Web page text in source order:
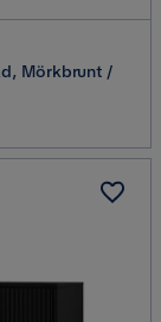
Mörkbrunt /